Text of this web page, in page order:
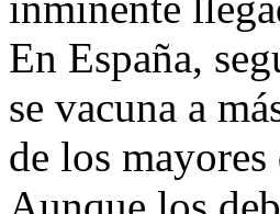
En España,
se vacuna a
de los